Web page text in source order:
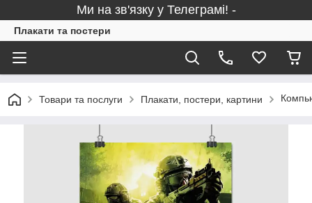
Ми на зв'язку у Телеграмі! -
Плакати та постери
Товари та послуги Плакати, постери, картини